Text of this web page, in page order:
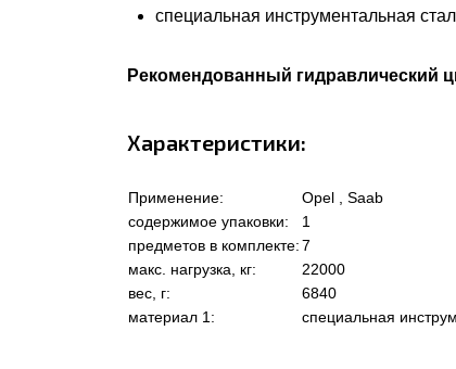
специальная инструментальная
Рекомендованный гидравлический
Характеристики:
Применение:
Opel , Saab
содержимое упаковки:
1
предметов в комплекте:7
макс. нагрузка, кг:
22000
вес, г:
6840
материал 1:
специальная